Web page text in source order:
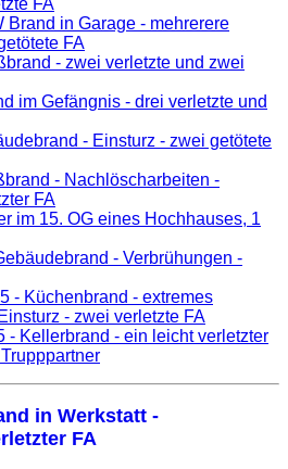
FA
Brand in Garage - mehrerere
FA
- zwei verletzte und zwei
im Gefängnis - drei verletzte und
- Einsturz - zwei getötete
- Nachlöscharbeiten -
FA
im 15. OG eines Hochhauses, 1
- Verbrühungen -
- Küchenbrand - extremes
- zwei verletzte FA
- Kellerbrand - ein leicht verletzter
in Werkstatt -
FA